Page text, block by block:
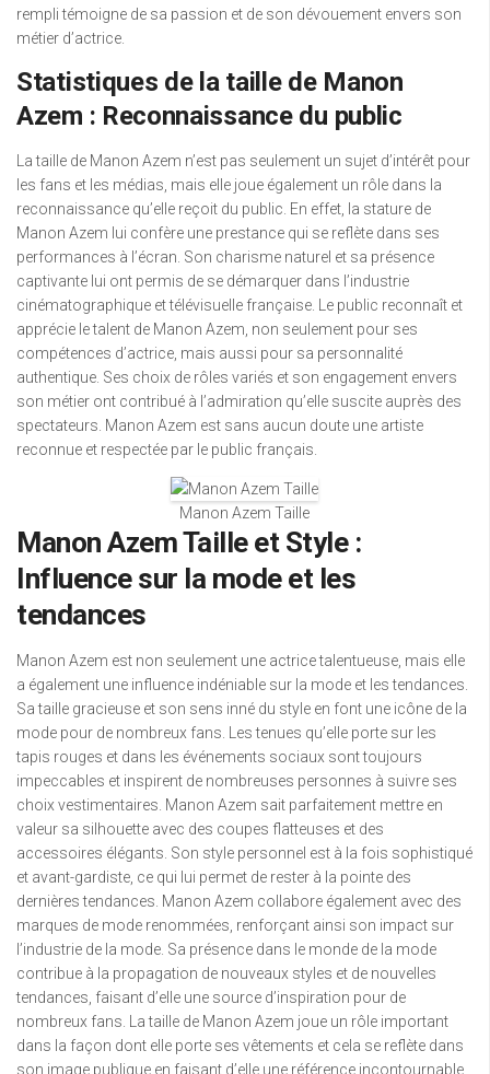
rempli témoigne de sa passion et de son dévouement envers son
métier d’actrice.
Statistiques de la taille de Manon
Azem : Reconnaissance du public
La taille de Manon Azem n’est pas seulement un sujet d’intérêt pour
les fans et les médias, mais elle joue également un rôle dans la
reconnaissance qu’elle reçoit du public. En effet, la stature de
Manon Azem lui confère une prestance qui se reflète dans ses
performances à l’écran. Son charisme naturel et sa présence
captivante lui ont permis de se démarquer dans l’industrie
cinématographique et télévisuelle française. Le public reconnaît et
apprécie le talent de Manon Azem, non seulement pour ses
compétences d’actrice, mais aussi pour sa personnalité
authentique. Ses choix de rôles variés et son engagement envers
son métier ont contribué à l’admiration qu’elle suscite auprès des
spectateurs. Manon Azem est sans aucun doute une artiste
reconnue et respectée par le public français.
Manon Azem Taille
Manon Azem Taille et Style :
Influence sur la mode et les
tendances
Manon Azem est non seulement une actrice talentueuse, mais elle
a également une influence indéniable sur la mode et les tendances.
Sa taille gracieuse et son sens inné du style en font une icône de la
mode pour de nombreux fans. Les tenues qu’elle porte sur les
tapis rouges et dans les événements sociaux sont toujours
impeccables et inspirent de nombreuses personnes à suivre ses
choix vestimentaires. Manon Azem sait parfaitement mettre en
valeur sa silhouette avec des coupes flatteuses et des
accessoires élégants. Son style personnel est à la fois sophistiqué
et avant-gardiste, ce qui lui permet de rester à la pointe des
dernières tendances. Manon Azem collabore également avec des
marques de mode renommées, renforçant ainsi son impact sur
l’industrie de la mode. Sa présence dans le monde de la mode
contribue à la propagation de nouveaux styles et de nouvelles
tendances, faisant d’elle une source d’inspiration pour de
nombreux fans. La taille de Manon Azem joue un rôle important
dans la façon dont elle porte ses vêtements et cela se reflète dans
son image publique en faisant d’elle une référence incontournable